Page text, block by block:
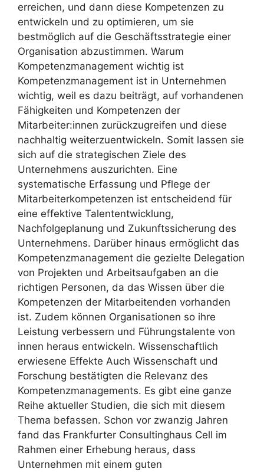
erreichen, und dann diese Kompetenzen zu
entwickeln und zu optimieren, um sie
bestmöglich auf die Geschäftsstrategie einer
Organisation abzustimmen. Warum
Kompetenzmanagement wichtig ist
Kompetenzmanagement ist in Unternehmen
wichtig, weil es dazu beiträgt, auf vorhandenen
Fähigkeiten und Kompetenzen der
Mitarbeiter:innen zurückzugreifen und diese
nachhaltig weiterzuentwickeln. Somit lassen sie
sich auf die strategischen Ziele des
Unternehmens auszurichten. Eine
systematische Erfassung und Pflege der
Mitarbeiterkompetenzen ist entscheidend für
eine effektive Talententwicklung,
Nachfolgeplanung und Zukunftssicherung des
Unternehmens. Darüber hinaus ermöglicht das
Kompetenzmanagement die gezielte Delegation
von Projekten und Arbeitsaufgaben an die
richtigen Personen, da das Wissen über die
Kompetenzen der Mitarbeitenden vorhanden
ist. Zudem können Organisationen so ihre
Leistung verbessern und Führungstalente von
innen heraus entwickeln. Wissenschaftlich
erwiesene Effekte Auch Wissenschaft und
Forschung bestätigten die Relevanz des
Kompetenzmanagements. Es gibt eine ganze
Reihe aktueller Studien, die sich mit diesem
Thema befassen. Schon vor zwanzig Jahren
fand das Frankfurter Consultinghaus Cell im
Rahmen einer Erhebung heraus, dass
Unternehmen mit einem guten